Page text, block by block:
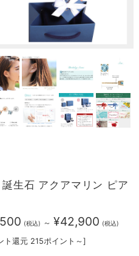
生石 アクアマリン ピア
(税込) ～ ¥42,900 (税込)
ト還元 215ポイント～]